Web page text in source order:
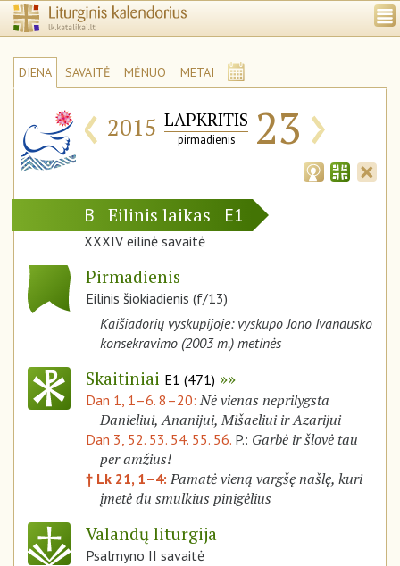
DIENA SAVAITĖ MĖNUO METAI
‹ 2015 LAPKRITIS
pirmadienis 23 ›
B Eilinis laikas E1
XXXIV eilinė savaitė
Pirmadienis
Eilinis šiokiadienis (f/13)
Kaišiadorių vyskupijoje: vyskupo Jono Ivanausko
konsekravimo (2003 m.) metinės
Skaitiniai E1 (471)
Dan 1, 1–6. 8–20:Nė vienas neprilygsta
Danieliui, Ananijui, Mišaeliui ir Azarijui
Dan 3, 52. 53. 54. 55. 56. P.: Garbė ir šlovė tau
per amžius!
† Lk 21, 1–4:Pamatė vieną vargšę našlę, kuri
įmetė du smulkius pinigėlius
Valandų liturgija
Psalmyno II savaitė